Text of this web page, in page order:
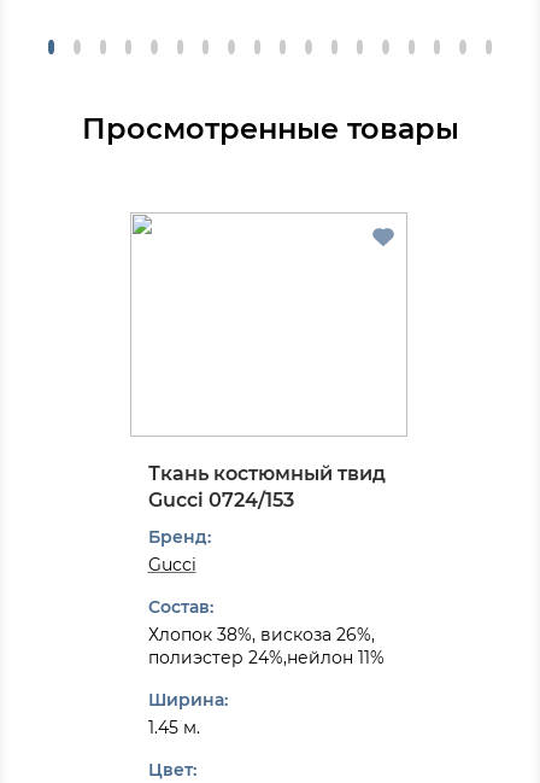
Просмотренные товары
Ткань костюмный твид
Gucci 0724/153
Бренд:
Gucci
Состав:
Хлопок 38%, вискоза 26%,
полиэстер 24%,нейлон 11%
Ширина:
1.45 м.
Цвет: